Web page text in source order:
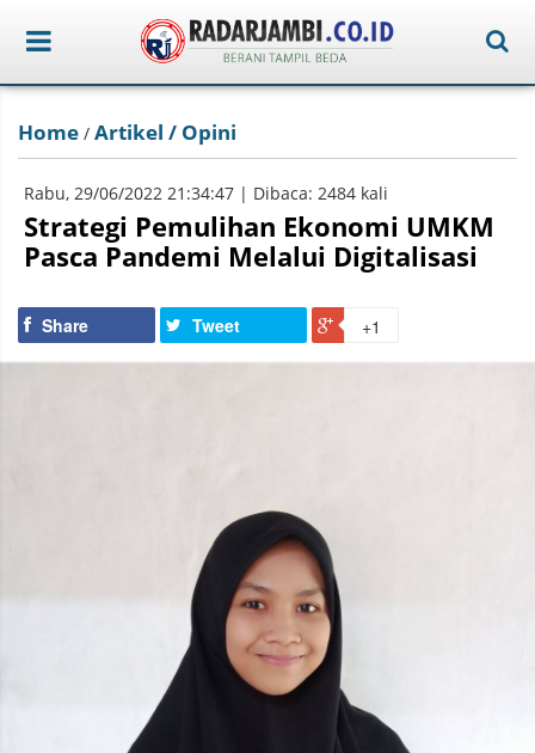
Home / Artikel / Opini
Rabu, 29/06/2022 21:34:47 | Dibaca: 2484 kali
Strategi Pemulihan Ekonomi UMKM
Pasca Pandemi Melalui Digitalisasi
Share Tweet +1